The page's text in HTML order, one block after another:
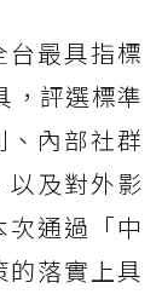
台最具指標
，評選標準
內部社群
以及對外影
通過「中
落實上具